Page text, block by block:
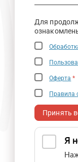
Для
Оферта *
Правила
Принять